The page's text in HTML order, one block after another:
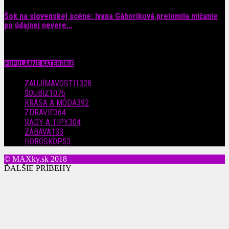
Šok na slovenskej scéne: Ivana Gáboríková prelomila mlčanie
po údajnej nevere...
POPULÁRNE KATEGÓRIE
ZAUJÍMAVOSTI1328
ŠOUBIZ1076
KRÁSA A MÓDA392
ZDRAVIE364
RADY A TIPY304
ZÁBAVA133
HOROSKOP53
© MAXky.sk 2018
ĎALŠIE PRÍBEHY